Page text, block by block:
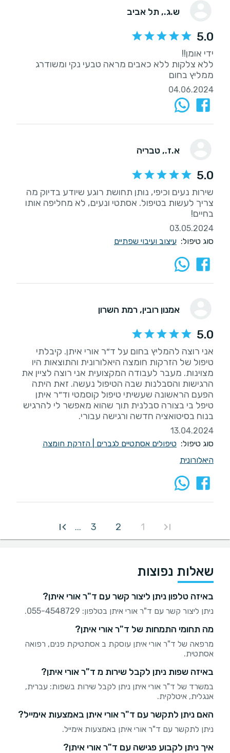
ש.ג., תל אביב
5.0
ממליץ בחום
04.06.2024
א.ז., טבריה
5.0
שירות נעים וכיפי, נותן תחושת רוגע שיודע בדיוק מה
צריך לעשות בטיפול. אסתטי ונעים, לא מחליפה אותו
בחיים!
03.05.2024
סוג טיפול: עיצוב ועיבוי שפתיים
אמנון רובין, רמת השרון
5.0
אני רוצה להמליץ בחום על ד״ר אורי איתן. קיבלתי
טיפול של הזרקות חומצה היאלורונית והתוצאות היו
מצוינות. מעבר לעבודה המקצועית אני רוצה לציין את
הרגישות והסבלנות שבה הטיפול נעשה. זאת היתה
הפעם הראשונה שעשיתי טיפול קוסמטי וד״ר איתן
טיפל בי בצורה סבלנית תוך שהוא מאפשר לי להרגיש
בנוח בסיטואציה חדשה ורגישה עבורי.
13.04.2024
סוג טיפול: טיפולים אסתטיים לגברים
הזרקת חומצה
היאלורונית
1
2
3
...
שאלות נפוצות
באיזה טלפון ניתן ליצור קשר עם ד"ר אורי איתן?
ניתן ליצור קשר עם ד"ר אורי איתן בטלפון: 055-4548729.
מה תחומי התמחות של ד"ר אורי איתן?
מרפאה של ד"ר אורי איתן עוסקת ב אסתטיקת פנים, רפואה
אסתטית.
באיזה שפות ניתן לקבל שירות מ ד"ר אורי איתן?
במשרד של ד"ר אורי איתן ניתן לקבל שירות בשפות: עברית,
אנגלית, איטלקית.
האם ניתן לתקשר עם ד"ר אורי איתן באמצעות אימייל?
ניתן לתקשר עם ד"ר אורי איתן באמצעות אימייל.
איך ניתן לקבוע פגישה עם ד"ר אורי איתן?